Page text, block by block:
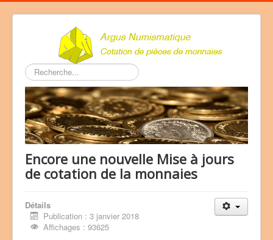
Rechercher
Encore une nouvelle Mise à jours
de cotation de la monnaies
Détails
Publication : 3 janvier 2018
Affichages : 93625